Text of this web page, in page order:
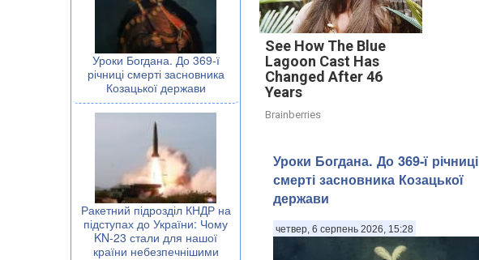
Уроки Богдана. До 369-ї
річниці смерті засновника
Козацької держави
Ракетний підрозділ КНДР на
підступах до України: Чому
KN-23 стали для нашої
країни небезпечнішими
See How The Blue
Lagoon Cast Has
Changed After 46
Years
Brainberries
Уроки Богдана. До 369-ї річниці
смерті засновника Козацької
держави
четвер, 6 серпень 2026, 15:28